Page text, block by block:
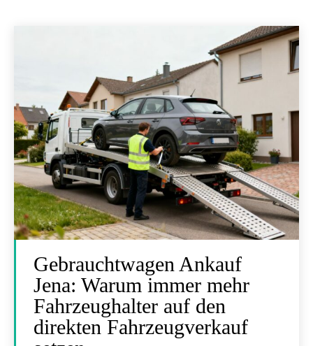
Gebrauchtwagen Ankauf
Jena: Warum immer mehr
Fahrzeughalter auf den
direkten Fahrzeugverkauf